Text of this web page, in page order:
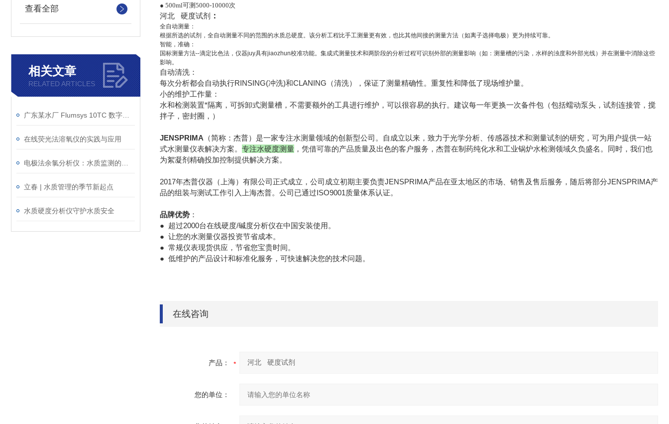
查看全部
相关文章
RELATED ARTICLES
在线荧光法溶氧仪的实践与应用
立春 | 水质管理的季节新起点
水质硬度分析仪守护水质安全
● 500ml可测5000-10000次
河北 硬度试剂 ：
全自动测量：
根据所选的试剂，全自动测量不同的范围的水质总硬度。该分析工程比手工测量更有效，也比其他间接的测量方法（如离子选择电极）更为持续可靠。
智能，准确：
国标测量方法--滴定比色法，仪器juy具有jiaozhun校准功能。集成式测量技术和两阶段的分析过程可识别外部的测量影响（如：测量槽的污染，水样的浊度和外部光线）并在测量中消除这些
影响。
自动清洗：
每次分析都会自动执行RINSING(冲洗)和CLANING（清洗），保证了测量精确性。重复性和降低了现场维护量。
小的维护工作量：
水和检测装置*隔离，可拆卸式测量槽，不需要额外的工具进行维护，可以很容易的执行。建议每一年更换一次备件包（包括蠕动泵头，试剂连接管，搅
拌子，密封圈，）
JENSPRIMA （简称：杰普） 是一家专注水测量领域的创新型公司。自成立以来，致力于光学分析、传感器技术和测量试剂的研究，可为用户提供一站
式水测量仪表解决方案。 专注水硬度测量 ，凭借可靠的产品质量及出色的客户服务，杰普在制药纯化水和工业锅炉水检测领域久负盛名。同时，我们也
为絮凝剂精确投加控制提供解决方案。
2017年杰普仪器（上海）有限公司正式成立，公司成立初期主要负责JENSPRIMA产品在亚太地区的市场、销售及售后服务，随后将部分JENSPRIMA产
品的组装与测试工作引入上海杰普。公司已通过ISO9001质量体系认证。
品牌优势 ：
● 超过2000台在线硬度/碱度分析仪在中国安装使用。
● 让您的水测量仪器投资节省成本。
● 常规仪表现货供应，节省您宝贵时间。
● 低维护的产品设计和标准化服务，可快速解决您的技术问题。
在线咨询
产品：
您的单位：